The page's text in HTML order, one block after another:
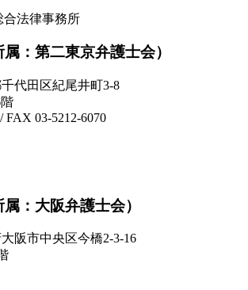
属：第二東京弁護士会）
代田区紀尾井町3-8
FAX 03-5212-6070
属：大阪弁護士会）
阪市中央区今橋2-3-16